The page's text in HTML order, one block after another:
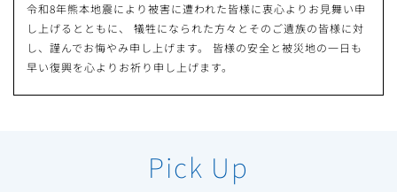
令和8年熊本地震により被害に遭われた皆様に衷心よりお見舞い申
し上げるとともに、
犠牲になられた方々とそのご遺族の皆様に対
し、謹んでお悔やみ申し上げます。
皆様の安全と被災地の一日も
早い復興を心よりお祈り申し上げます。
Pick Up